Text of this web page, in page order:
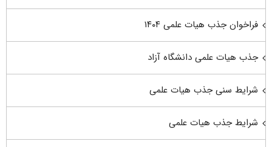
فراخوان جذب هیات علمی ۱۴۰۴
جذب هیات علمی دانشگاه آزاد
شرایط سنی جذب هیات علمی
شرایط جذب هیات علمی